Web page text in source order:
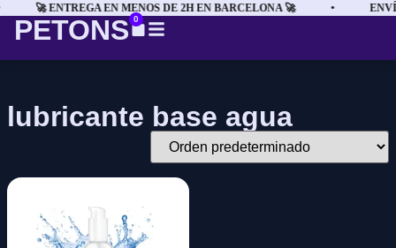
🚀 ENTREGA EN MENOS DE 2H EN BARCELONA 🚀 •
PETONS 0
lubricante base agua